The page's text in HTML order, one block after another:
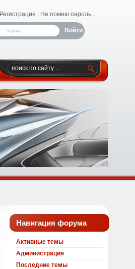
Регистрация Не помню пароль...
Пароль:
Навигация форума
Активные темы
Администрация
Последние темы